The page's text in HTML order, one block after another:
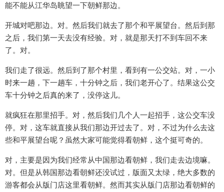
能不能从江华岛眺望一下朝鲜那边。
开城对吧那边。对。然后我们就去了那个和平展望台。然后到那
之后，我们第一天去没有经验。对，就是那天打不到车回不来
了。对。
我们走了很远。然后到了那个村里，看到有一公交站。对，一小
时来一趟，下一趟车，十分钟之后，我们老开心了。结果这公交
车十分钟之后真的来了，没停这儿。
就疯狂在那里招手。对，然后我们几个人一起招手，这公交车没
停。对，这车就直接从我们那边开过去了。对，不过为什么去这
些和平展望台呢？虽然大家可能觉得看朝鲜，这个挺可奇的。
对，主要是因为我们经常从中国那边看朝鲜，我们走去边境嘛。
对。但是从韩国那边看朝鲜还没试过，版面又太绿，绝大多数的
游客都会从版门店这里看朝鲜。然而其实从版门店那边看朝鲜的